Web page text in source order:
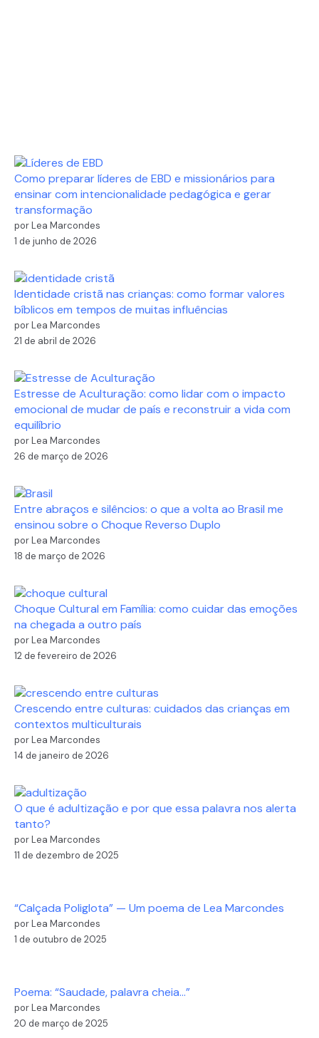
Como preparar líderes de EBD e missionários para
ensinar com intencionalidade pedagógica e gerar
transformação
por Lea Marcondes
1 de junho de 2026
Identidade cristã nas crianças: como formar valores
bíblicos em tempos de muitas influências
por Lea Marcondes
21 de abril de 2026
Estresse de Aculturação: como lidar com o impacto
emocional de mudar de país e reconstruir a vida com
equilíbrio
por Lea Marcondes
26 de março de 2026
Entre abraços e silêncios: o que a volta ao Brasil me
ensinou sobre o Choque Reverso Duplo
por Lea Marcondes
18 de março de 2026
Choque Cultural em Família: como cuidar das emoções
na chegada a outro país
por Lea Marcondes
12 de fevereiro de 2026
Crescendo entre culturas: cuidados das crianças em
contextos multiculturais
por Lea Marcondes
14 de janeiro de 2026
O que é adultização e por que essa palavra nos alerta
tanto?
por Lea Marcondes
11 de dezembro de 2025
“Calçada Poliglota” — Um poema de Lea Marcondes
por Lea Marcondes
1 de outubro de 2025
Poema: “Saudade, palavra cheia…”
por Lea Marcondes
20 de março de 2025